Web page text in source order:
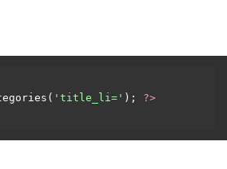
'title_li=' ); ?>